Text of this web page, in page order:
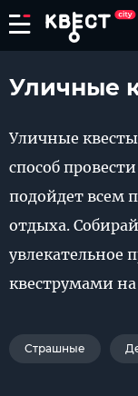
Уличные
Уличные
способ
подойдет всем
отдыха.
увлекательное
квеструмами
Страшные